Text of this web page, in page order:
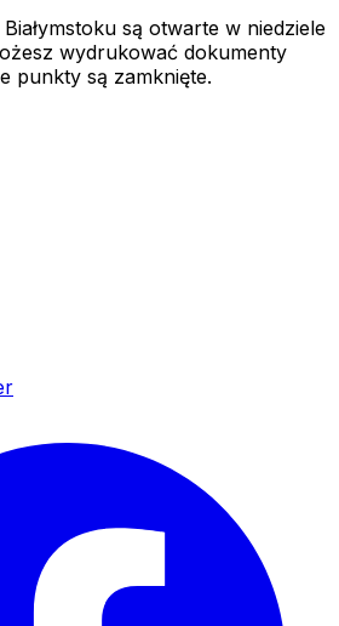
są otwarte w niedziele
wydrukować dokumenty
punkty są zamknięte.